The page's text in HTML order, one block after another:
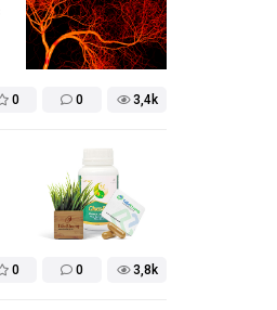
0 0 3,4k
0 0 3,8k